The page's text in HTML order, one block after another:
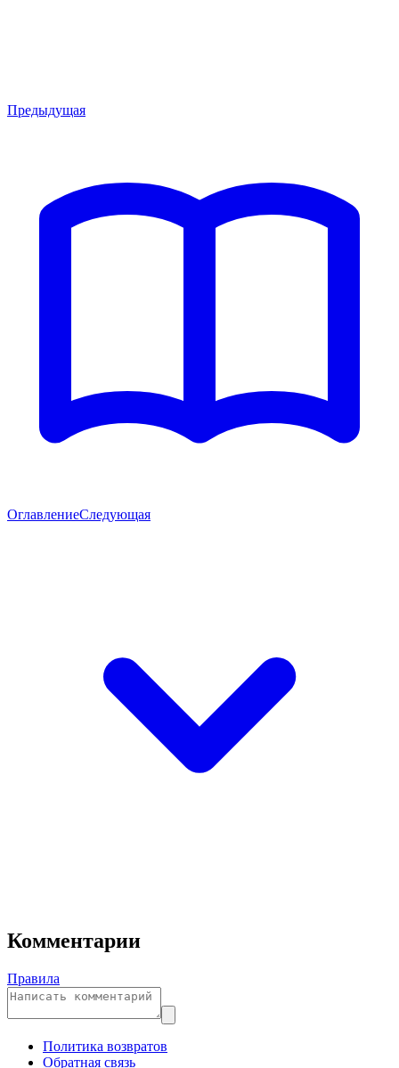
Предыдущая
ОглавлениеСледующая
Комментарии
Правила
Политика возвратов
Обратная связь